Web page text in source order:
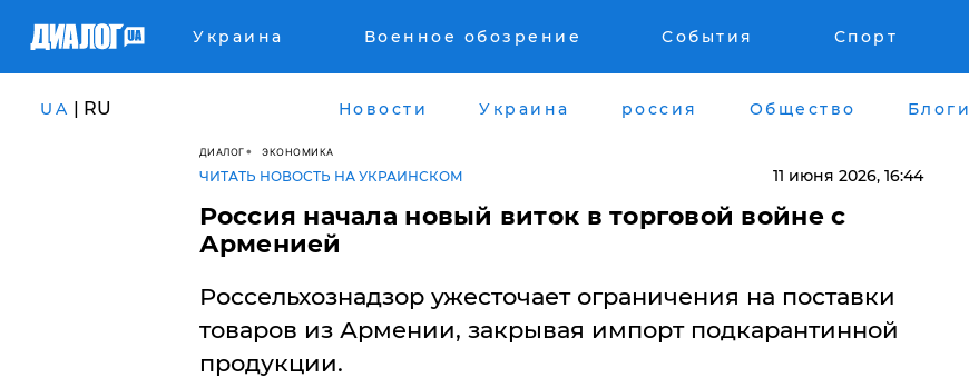
Украина Военное обозрение События Спорт
UA | RU Новости Украина россия Общество Блоги
ДИАЛОГ ЭКОНОМИКА
ЧИТАТЬ НОВОСТЬ НА УКРАИНСКОМ 11 июня 2026, 16:44
Россия начала новый виток в торговой войне с
Арменией
Россельхознадзор ужесточает ограничения на поставки
товаров из Армении, закрывая импорт подкарантинной
продукции.